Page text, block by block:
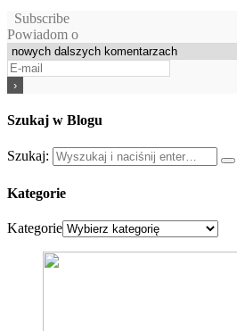
Subscribe
Powiadom o
Szukaj w Blogu
Szukaj:
Kategorie
Kategorie